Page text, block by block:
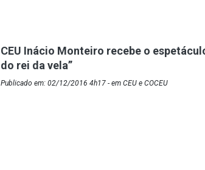
CEU Inácio Monteiro recebe o
do rei da vela”
Publicado em: 02/12/2016 4h17 - em CEU e COCEU